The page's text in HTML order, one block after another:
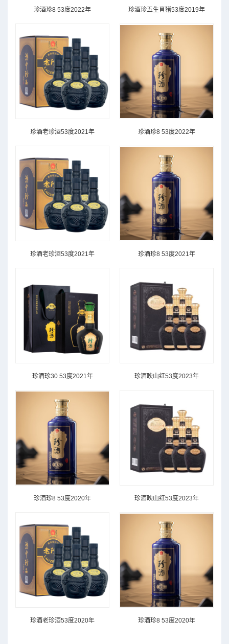
珍酒珍8 53度2022年 珍酒珍五生肖猪53度2019年
珍酒老珍酒53度2021年 珍酒珍8 53度2022年
珍酒老珍酒53度2021年 珍酒珍8 53度2021年
珍酒珍30 53度2021年 珍酒映山红53度2023年
珍酒珍8 53度2020年 珍酒映山红53度2023年
珍酒老珍酒53度2020年 珍酒珍8 53度2020年